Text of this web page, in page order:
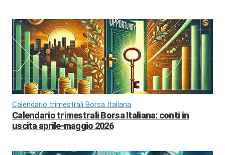
Calendario trimestrali Borsa Italiana
Calendario trimestrali Borsa Italiana: conti in
uscita aprile-maggio 2026